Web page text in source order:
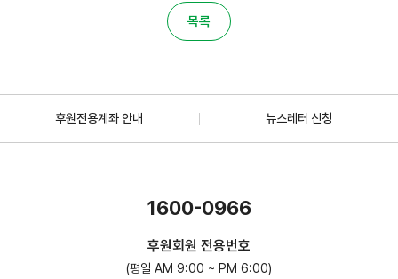
목록
후원전용계좌 안내 뉴스레터 신청
1600-0966
후원회원 전용번호
(평일 AM 9:00 ~ PM 6:00)